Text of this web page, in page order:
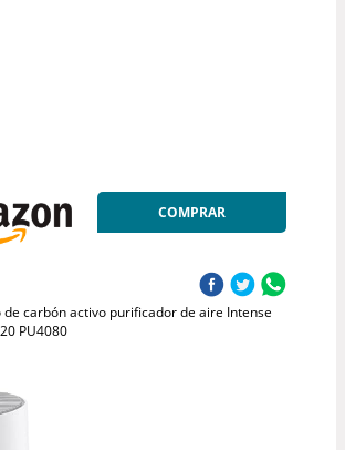
COMPRAR
de carbón activo purificador de aire Intense
PU4080